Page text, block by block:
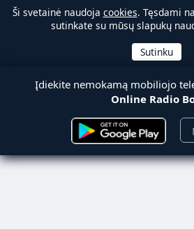
Ši svetainė naudoja cookies. Tęsdami
sutinkate su mūsų slapukų
Įdiekite nemokamą mobiliojo
Online Radio